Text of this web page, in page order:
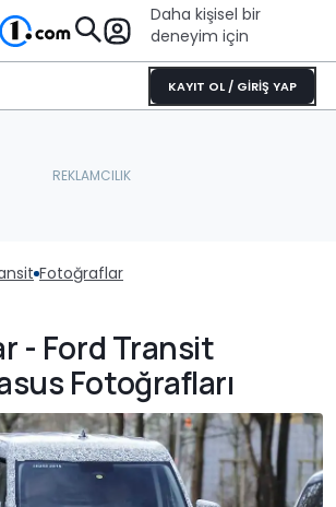
Daha kişisel bir
deneyim için
KAYIT OL / GİRİŞ YAP
Fotoğraflar
- Ford Transit
Fotoğrafları